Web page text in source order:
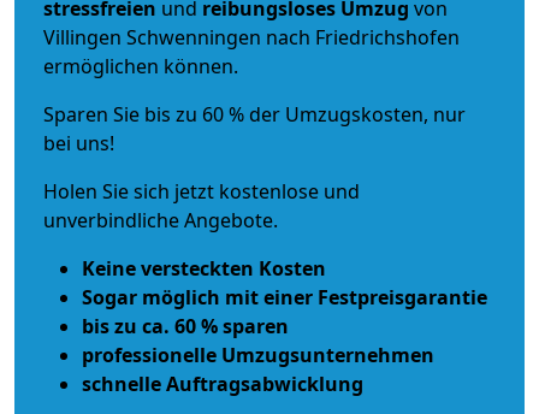
stressfreien und reibungsloses Umzug von
Villingen Schwenningen nach Friedrichshofen
ermöglichen können.
Sparen Sie bis zu 60 % der Umzugskosten, nur
bei uns!
Holen Sie sich jetzt kostenlose und
unverbindliche Angebote.
Keine versteckten Kosten
Sogar möglich mit einer Festpreisgarantie
bis zu ca. 60 % sparen
professionelle Umzugsunternehmen
schnelle Auftragsabwicklung